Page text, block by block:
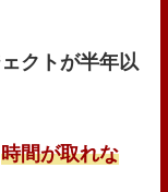
クトが半年以
時間が取れな